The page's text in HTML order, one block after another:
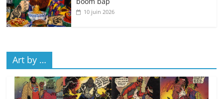
10 juin 2026
Art by …